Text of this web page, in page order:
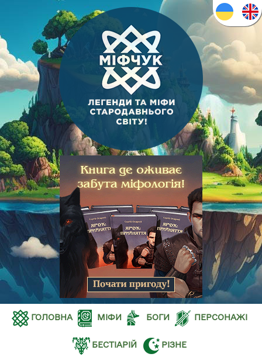
ГОЛОВНА МІФИ БОГИ ПЕРСОНАЖІ
БЕСТІАРІЙ РІЗНЕ